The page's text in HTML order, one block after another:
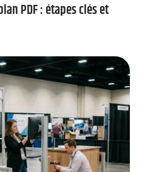
PDF : étapes clés et